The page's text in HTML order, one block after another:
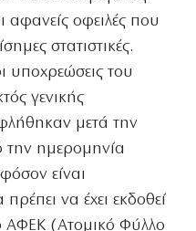
αφανείς οφειλές που
στατιστικές.
υποχρεώσεις του
γενικής
μετά την
ημερομηνία
είναι
να έχει εκδοθεί
ΑΦΕΚ (Ατομικό Φύλλο